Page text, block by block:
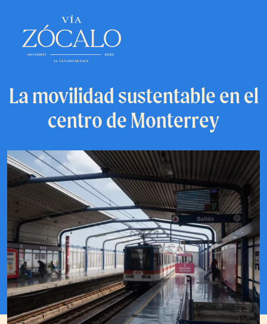
La movilidad sustentable en el
centro de Monterrey